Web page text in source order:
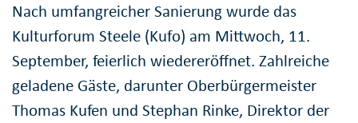
Nach umfangreicher Sanierung wurde das
Kulturforum Steele (Kufo) am Mittwoch, 11.
September, feierlich wiedereröffnet. Zahlreiche
geladene Gäste, darunter Oberbürgermeister
Thomas Kufen und Stephan Rinke, Direktor der